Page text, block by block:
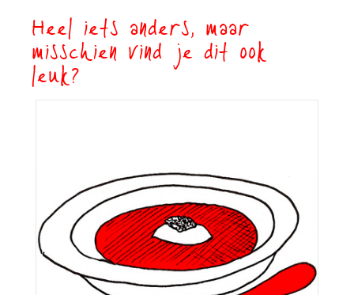
Heel iets anders, maar
misschien vind je dit ook
leuk?